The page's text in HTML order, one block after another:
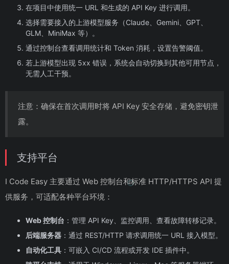
在项目中使用统一 URL 和生成的 API Key 进行调用。
选择需要接入的上游模型服务（Claude、Gemini、GPT、
GLM、MiniMax 等）。
通过控制台查看调用统计和 Token 消耗，设置告警阈值。
若上游模型出现 5xx 错误，系统会自动切换到其他可用节点，
无需人工干预。
注意：确保在首次调用时将 API Key 安全存储，避免密钥泄
露。
支持平台
I Code Easy 主要通过 Web 控制台和标准 HTTP/HTTPS API 提
供服务，可适配各种平台环境：
Web 控制台 ：管理 API Key、监控调用、查看故障转移记录。
后端服务器 ：通过 REST/HTTP 请求调用统一 URL 接入模型。
自动化工具 ：可嵌入 CI/CD 流程或开发 IDE 插件中。